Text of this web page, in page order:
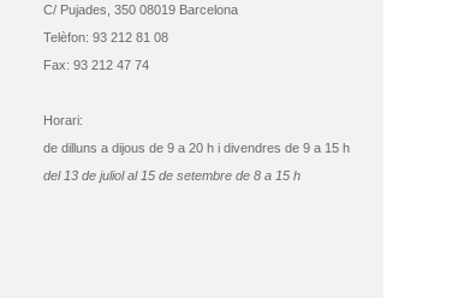
C/ Pujades, 350 08019 Barcelona
Telèfon: 93 212 81 08
Fax: 93 212 47 74
Horari:
de dilluns a dijous de 9 a 20 h i divendres de 9 a 15 h
del 13 de juliol al 15 de setembre de 8 a 15 h